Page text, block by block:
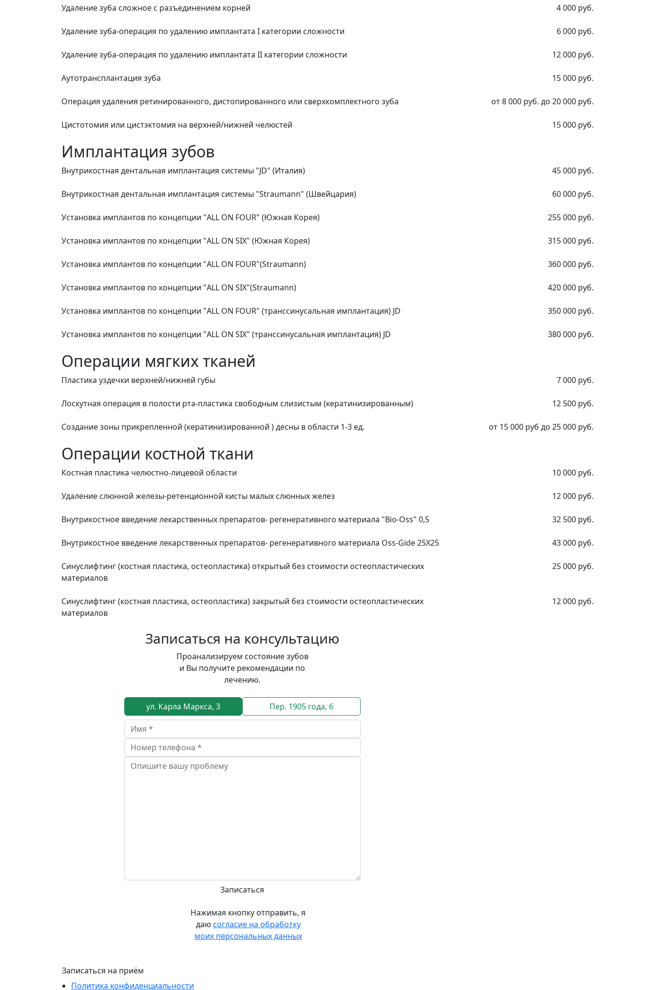
Удаление зуба сложное с разъединением корней 4 000 руб.
Удаление зуба-операция по удалению имплантата I категории сложности 6 000 руб.
Удаление зуба-операция по удалению имплантата II категории сложности 12 000 руб.
Аутотрансплантация зуба 15 000 руб.
Операция удаления ретинированного, дистопированного или сверхкомплектного зуба от 8 000 руб. до 20 000 руб.
Цистотомия или цистэктомия на верхней/нижней челюстей 15 000 руб.
Имплантация зубов
Внутрикостная дентальная имплантация системы "JD" (Италия) 45 000 руб.
Внутрикостная дентальная имплантация системы "Straumann" (Швейцария) 60 000 руб.
Установка имплантов по концепции "ALL ON FOUR" (Южная Корея) 255 000 руб.
Установка имплантов по концепции "ALL ON SIX" (Южная Корея) 315 000 руб.
Установка имплантов по концепции "ALL ON FOUR"(Straumann) 360 000 руб.
Установка имплантов по концепции "ALL ON SIX"(Straumann) 420 000 руб.
Установка имплантов по концепции "ALL ON FOUR" (транссинусальная имплантация) JD 350 000 руб.
Установка имплантов по концепции "ALL ON SIX" (транссинусальная имплантация) JD 380 000 руб.
Операции мягких тканей
Пластика уздечки верхней/нижней губы 7 000 руб.
Лоскутная операция в полости рта-пластика свободным слизистым (кератинизированным) 12 500 руб.
Создание зоны прикрепленной (кератинизированной ) десны в области 1-3 ед. от 15 000 руб до 25 000 руб.
Операции костной ткани
Костная пластика челюстно-лицевой области 10 000 руб.
Удаление слюнной железы-ретенционной кисты малых слюнных желез 12 000 руб.
Внутрикостное введение лекарственных препаратов- регенеративного материала "Bio-Оss" 0,5 32 500 руб.
Внутрикостное введение лекарственных препаратов- регенеративного материала Oss-Gide 25Х25 43 000 руб.
Синуслифтинг (костная пластика, остеопластика) открытый без стоимости остеопластических
материалов
25 000 руб.
Синуслифтинг (костная пластика, остеопластика) закрытый без стоимости остеопластических
материалов
12 000 руб.
Записаться на консультацию
Проанализируем состояние зубов
и Вы получите рекомендации по
лечению.
ул. Карла Маркса, 3 Пер. 1905 года, 6
Нажимая кнопку отправить, я
даюсогласие на обработку
моих персональных данных
Записаться на приём
Политика конфиденциальности